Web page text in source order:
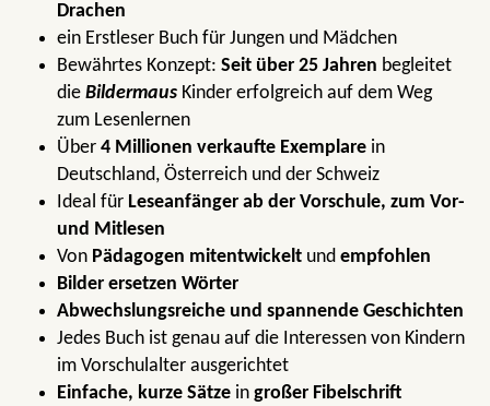
Drachen
ein Erstleser Buch für Jungen und Mädchen
Bewährtes Konzept: Seit über 25 Jahren begleitet
die Bildermaus Kinder erfolgreich auf dem Weg
zum Lesenlernen
Über 4 Millionen verkaufte Exemplare in
Deutschland, Österreich und der Schweiz
Ideal für Leseanfänger ab der Vorschule, zum Vor-
und Mitlesen
Von Pädagogen mitentwickelt und empfohlen
Bilder ersetzen Wörter
Abwechslungsreiche und spannende Geschichten
Jedes Buch ist genau auf die Interessen von Kindern
im Vorschulalter ausgerichtet
Einfache, kurze Sätze in großer Fibelschrift